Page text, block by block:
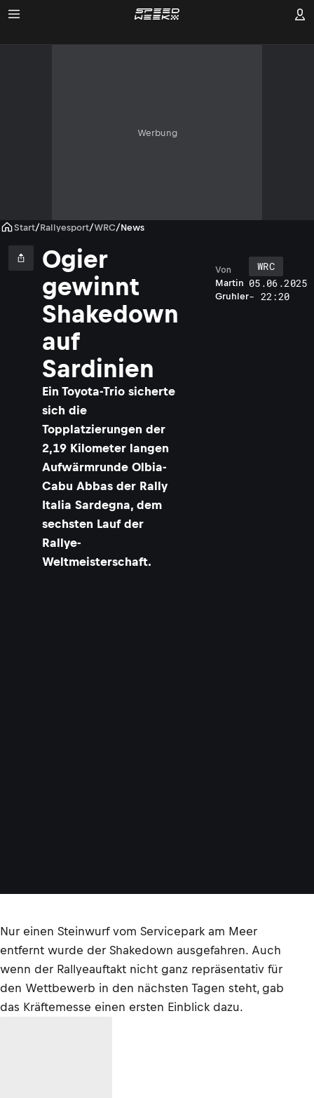
Werbung
Start/Rallyesport/WRC/News
Ogier
gewinnt
Shakedown
auf
Sardinien
Ein Toyota-Trio sicherte
sich die
Topplatzierungen der
2,19 Kilometer langen
Aufwärmrunde Olbia-
Cabu Abbas der Rally
Italia Sardegna, dem
sechsten Lauf der
Rallye-
Weltmeisterschaft.
Martin
Gruhler
Von
WRC
05.06.2025
- 22:20
Nur einen Steinwurf vom Servicepark am Meer
entfernt wurde der Shakedown ausgefahren. Auch
wenn der Rallyeauftakt nicht ganz repräsentativ für
den Wettbewerb in den nächsten Tagen steht, gab
das Kräftemesse einen ersten Einblick dazu.